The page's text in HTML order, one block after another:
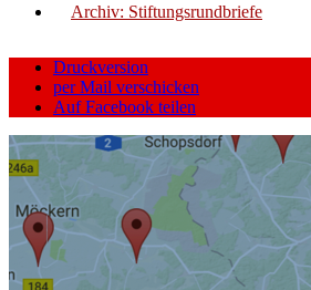
Archiv: Stiftungsrundbriefe
Druckversion
per Mail verschicken
Auf Facebook teilen